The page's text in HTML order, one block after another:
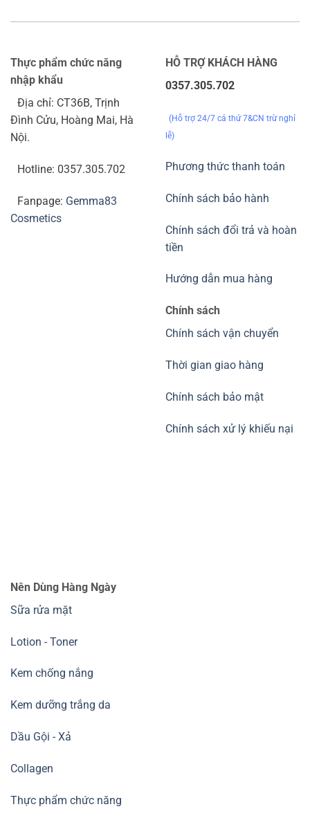
Thực phẩm chức năng
nhập khẩu
Địa chỉ: CT36B, Trịnh
Đình Cửu, Hoàng Mai, Hà
Nội.
Hotline: 0357.305.702
Fanpage: Gemma83
Cosmetics
HỖ TRỢ KHÁCH HÀNG
0357.305.702
(Hỗ trợ 24/7 cả thứ 7&CN trừ nghỉ
lễ)
Phương thức thanh toán
Chính sách bảo hành
Chính sách đổi trả và hoàn
tiền
Hướng dẫn mua hàng
Chính sách
Chính sách vận chuyển
Thời gian giao hàng
Chính sách bảo mật
Chính sách xử lý khiếu nại
Nên Dùng Hàng Ngày
Sữa rửa mặt
Lotion - Toner
Kem chống nắng
Kem dưỡng trắng da
Dầu Gội - Xả
Collagen
Thực phẩm chức năng